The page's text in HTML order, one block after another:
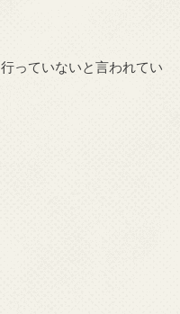
っていないと言われてい